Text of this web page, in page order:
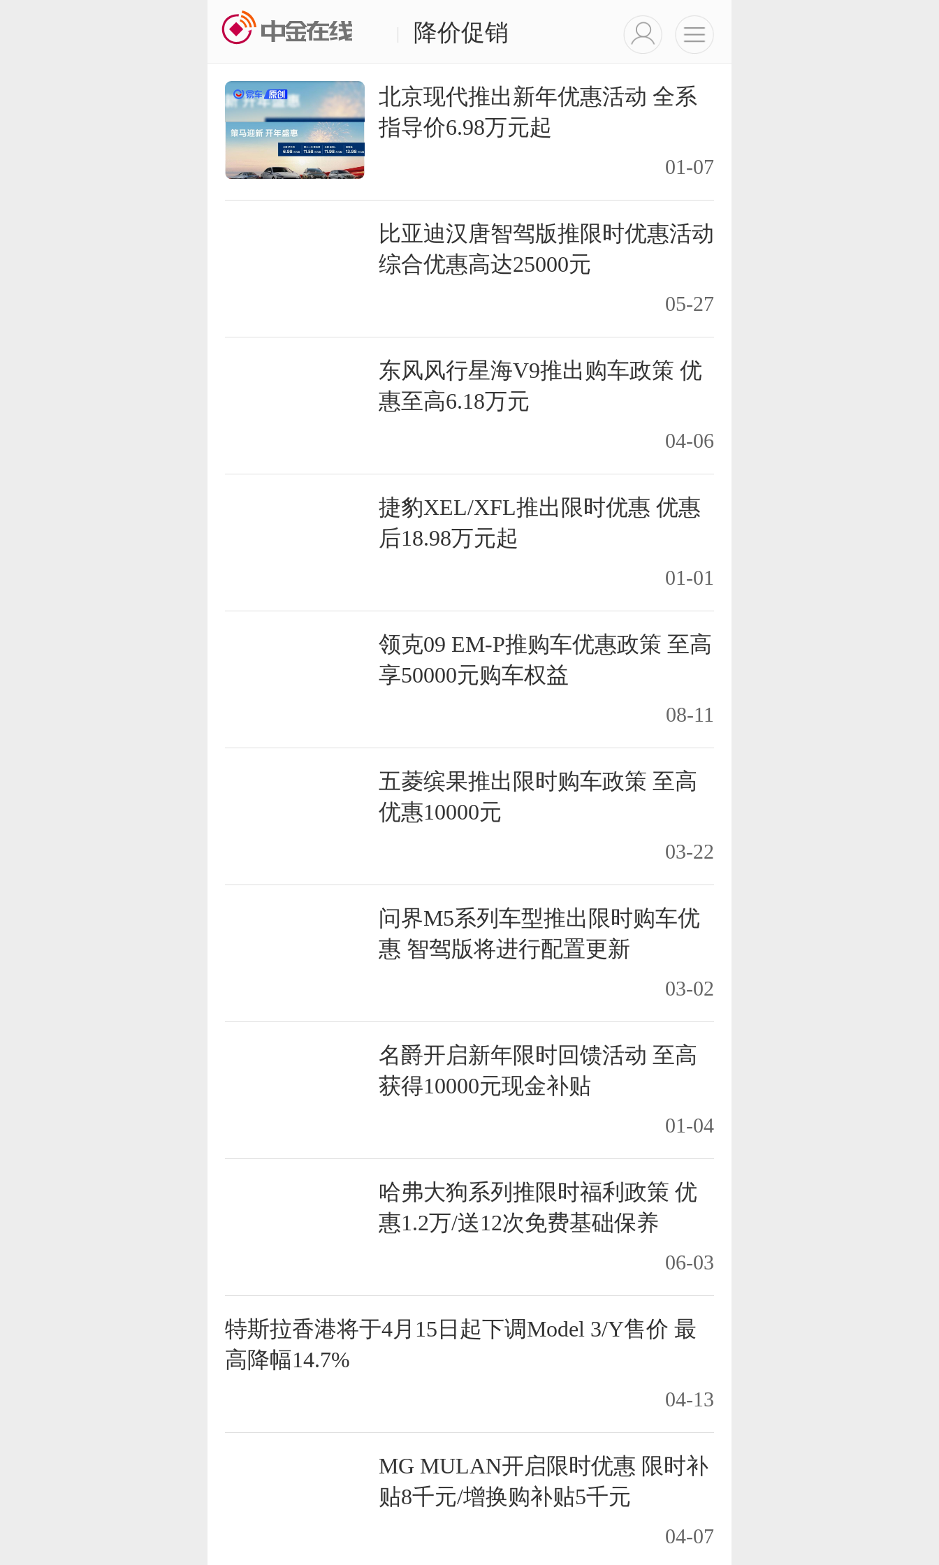
| 降价促销
北京现代推出新年优惠活动 全系
指导价6.98万元起
01-07
比亚迪汉唐智驾版推限时优惠活动
综合优惠高达25000元
05-27
东风风行星海V9推出购车政策 优
惠至高6.18万元
04-06
捷豹XEL/XFL推出限时优惠 优惠
后18.98万元起
01-01
领克09 EM-P推购车优惠政策 至高
享50000元购车权益
08-11
五菱缤果推出限时购车政策 至高
优惠10000元
03-22
问界M5系列车型推出限时购车优
惠 智驾版将进行配置更新
03-02
名爵开启新年限时回馈活动 至高
获得10000元现金补贴
01-04
哈弗大狗系列推限时福利政策 优
惠1.2万/送12次免费基础保养
06-03
特斯拉香港将于4月15日起下调Model 3/Y售价 最
高降幅14.7%
04-13
MG MULAN开启限时优惠 限时补
贴8千元/增换购补贴5千元
04-07